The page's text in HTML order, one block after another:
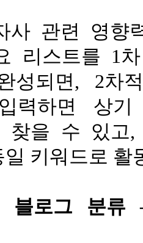
사 관련 영향
리스트를 1
성되면 , 2차
력하면 상
찾을 수 있고
일 키워드로 활
블로그 분류